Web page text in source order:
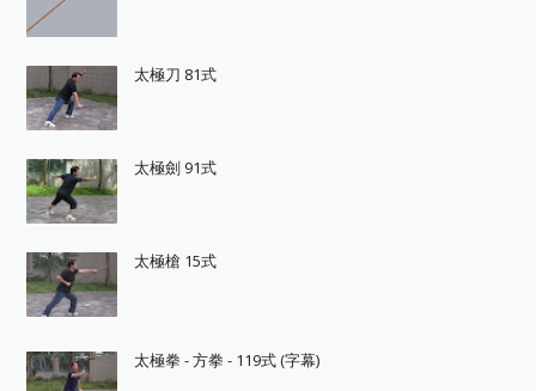
太極刀 81式
太極劍 91式
太極槍 15式
太極拳 - 方拳 - 119式 (字幕)